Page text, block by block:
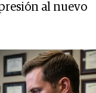
al nuevo